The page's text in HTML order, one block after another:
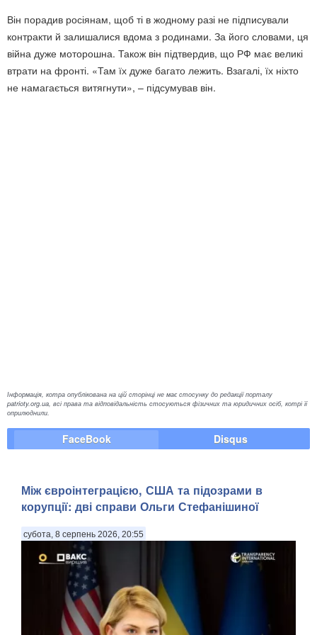
Він порадив росіянам, щоб ті в жодному разі не підписували
контракти й залишалися вдома з родинами. За його словами, ця
війна дуже моторошна. Також він підтвердив, що РФ має великі
втрати на фронті. «Там їх дуже багато лежить. Взагалі, їх ніхто
не намагається витягнути», – підсумував він.
Інформація, котра опублікована на цій сторінці не має стосунку до редакції порталу
patrioty.org.ua, всі права та відповідальність стосуються фізичних та юридичних осіб, котрі її
оприлюднили.
FaceBook Disqus
Між євроінтеграцією, США та підозрами в
корупції: дві справи Ольги Стефанішиної
субота, 8 серпень 2026, 20:55